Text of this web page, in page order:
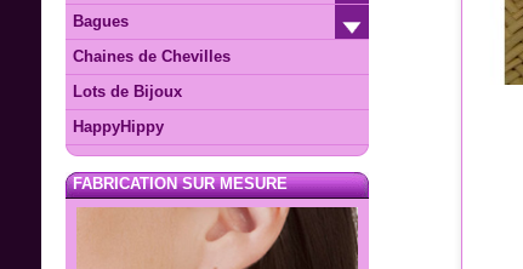
Bagues
Chaines de Chevilles
Lots de Bijoux
HappyHippy
FABRICATION SUR MESURE